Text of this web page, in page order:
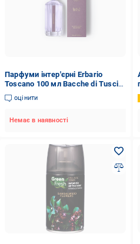
Парфуми інтер'єрні Erbario
Toscano 100 мл Bacche di Tuscia
Ягоди Тоскани (PR8BT)
оцінити
Немає в наявності